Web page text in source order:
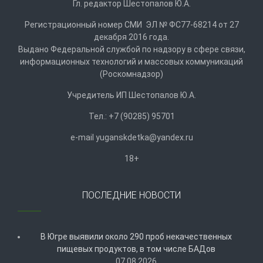
Гл. редактор Шестопалов Ю.А.
Регистрационный номер СМИ ЭЛ № ФС77-68214 от 27
декабря 2016 года.
Выдано Федеральной службой по надзору в сфере связи,
информационных технологий и массовых коммуникаций
(Роскомнадзор)
Учредитель ИП Шестопалов Ю.А.
Тел.: +7 (90285) 95701
e-mail yuganskdetka@yandex.ru
18+
ПОСЛЕДНИЕ НОВОСТИ
В Югре выявили около 290 проб некачественных
пищевых продуктов, в том числе БАДов